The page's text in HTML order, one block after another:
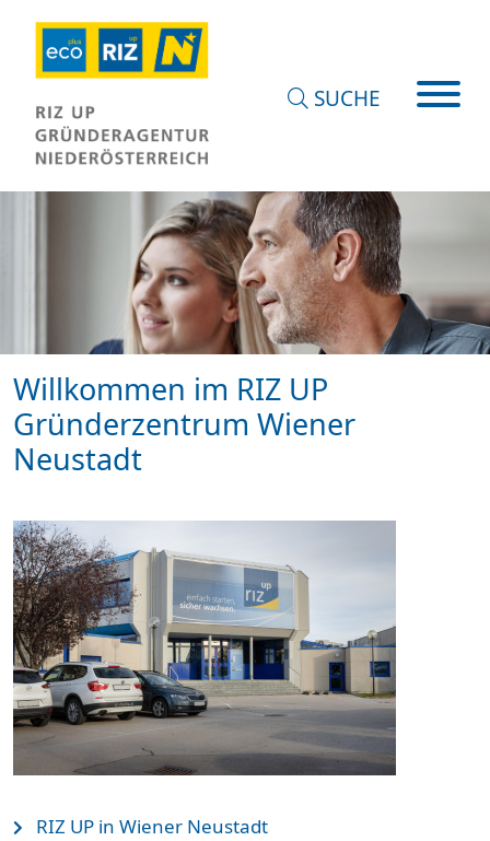
SUCHE
Willkommen im RIZ UP
Gründerzentrum Wiener
Neustadt
RIZ UP in Wiener Neustadt